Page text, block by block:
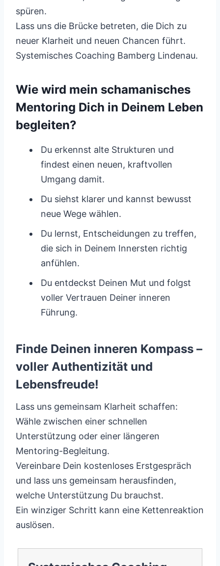
spüren.
Lass uns die Brücke betreten, die Dich zu
neuer Klarheit und neuen Chancen führt.
Systemisches Coaching Bamberg Lindenau.
Wie wird mein schamanisches
Mentoring Dich in Deinem Leben
begleiten?
Du erkennst alte Strukturen und
findest einen neuen, kraftvollen
Umgang damit.
Du siehst klarer und kannst bewusst
neue Wege wählen.
Du lernst, Entscheidungen zu treffen,
die sich in Deinem Innersten richtig
anfühlen.
Du entdeckst Deinen Mut und folgst
voller Vertrauen Deiner inneren
Führung.
Finde Deinen inneren Kompass –
voller Authentizität und
Lebensfreude!
Lass uns gemeinsam Klarheit schaffen:
Wähle zwischen einer schnellen
Unterstützung oder einer längeren
Mentoring-Begleitung.
Vereinbare Dein kostenloses Erstgespräch
und lass uns gemeinsam herausfinden,
welche Unterstützung Du brauchst.
Ein winziger Schritt kann eine Kettenreaktion
auslösen.